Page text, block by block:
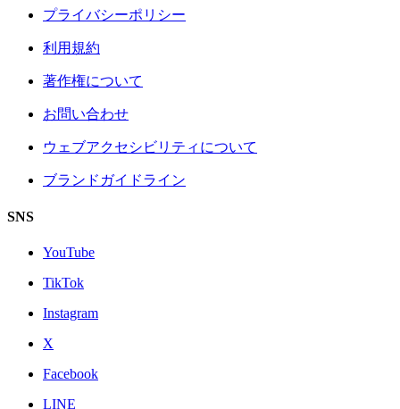
プライバシーポリシー
利用規約
著作権について
お問い合わせ
ウェブアクセシビリティについて
ブランドガイドライン
SNS
YouTube
TikTok
Instagram
X
Facebook
LINE